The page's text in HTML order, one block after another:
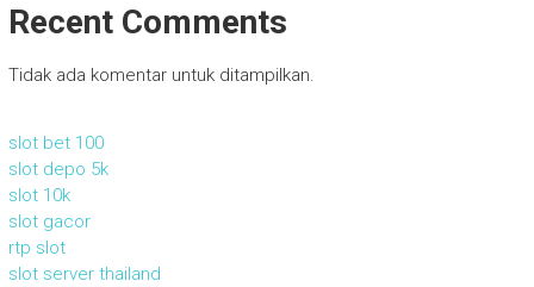
Recent Comments
Tidak ada komentar untuk ditampilkan.
slot bet 100
slot depo 5k
slot 10k
slot gacor
rtp slot
slot server thailand